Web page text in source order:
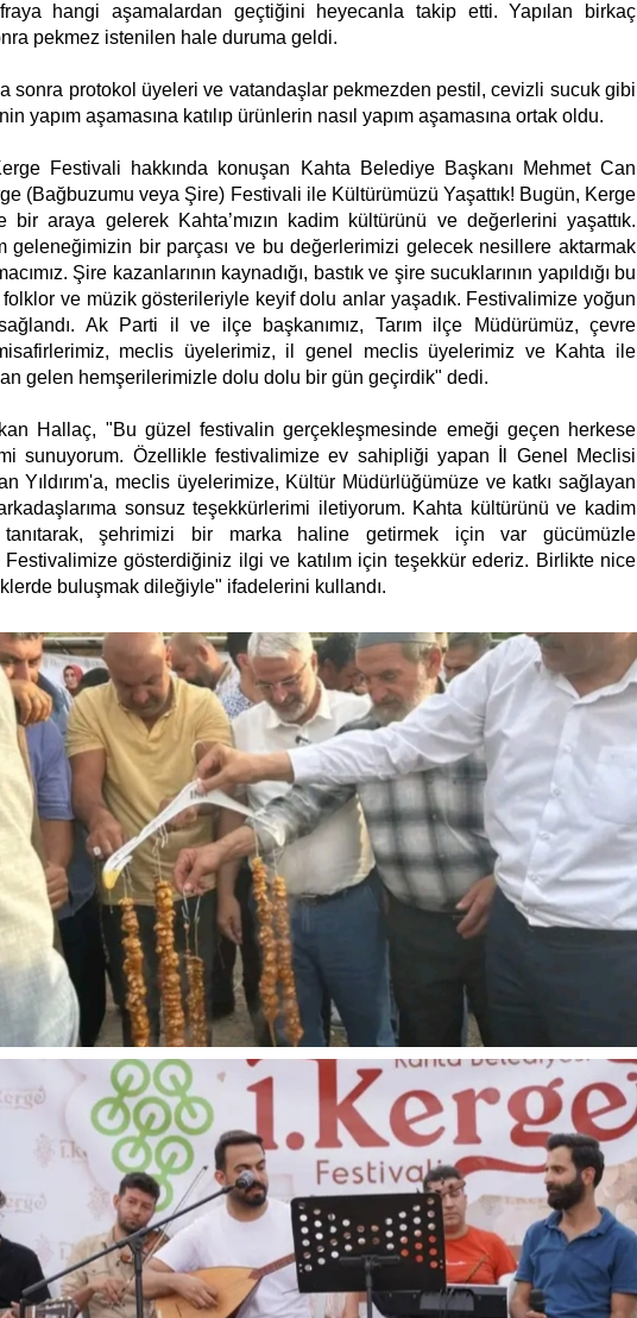
hangi aşamalardan geçtiğini heyecanla takip etti. Yapılan birkaç
pekmez istenilen hale duruma geldi.
sonra protokol üyeleri ve vatandaşlar pekmezden pestil, cevizli sucuk gibi
yapım aşamasına katılıp ürünlerin nasıl yapım aşamasına ortak oldu.
Festivali hakkında konuşan Kahta Belediye Başkanı Mehmet Can
(Bağbuzumu veya Şire) Festivali ile Kültürümüzü Yaşattık! Bugün, Kerge
bir araya gelerek Kahta’mızın kadim kültürünü ve değerlerini yaşattık.
geleneğimizin bir parçası ve bu değerlerimizi gelecek nesillere aktarmak
Şire kazanlarının kaynadığı, bastık ve şire sucuklarının yapıldığı bu
ve müzik gösterileriyle keyif dolu anlar yaşadık. Festivalimize yoğun
Ak Parti il ve ilçe başkanımız, Tarım ilçe Müdürümüz, çevre
meclis üyelerimiz, il genel meclis üyelerimiz ve Kahta ile
gelen hemşerilerimizle dolu dolu bir gün geçirdik" dedi.
Hallaç, "Bu güzel festivalin gerçekleşmesinde emeği geçen herkese
sunuyorum. Özellikle festivalimize ev sahipliği yapan İl Genel Meclisi
Yıldırım'a, meclis üyelerimize, Kültür Müdürlüğümüze ve katkı sağlayan
sonsuz teşekkürlerimi iletiyorum. Kahta kültürünü ve kadim
tanıtarak, şehrimizi bir marka haline getirmek için var gücümüzle
Festivalimize gösterdiğiniz ilgi ve katılım için teşekkür ederiz. Birlikte nice
buluşmak dileğiyle" ifadelerini kullandı.